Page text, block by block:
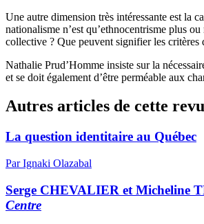
Une autre dimension très intéressante est la
nationalisme n’est qu’ethnocentrisme plus
collective ? Que peuvent signifier les
Nathalie Prud’Homme insiste sur la
et se doit également d’être perméable aux
Autres articles de cette
La question identitaire au Québec
Par Ignaki Olazabal
Serge CHEVALIER et Micheline
Centre